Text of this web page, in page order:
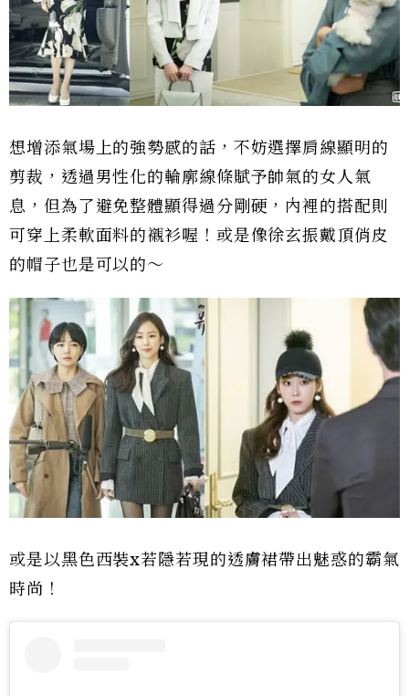
想增添氣場上的強勢感的話，不妨選擇肩線顯明的
剪裁，透過男性化的輪廓線條賦予帥氣的女人氣
息，但為了避免整體顯得過分剛硬，內裡的搭配則
可穿上柔軟面料的襯衫喔！或是像徐玄振戴頂俏皮
的帽子也是可以的～
或是以黑色西裝x若隱若現的透膚裙帶出魅惑的霸氣
時尚！